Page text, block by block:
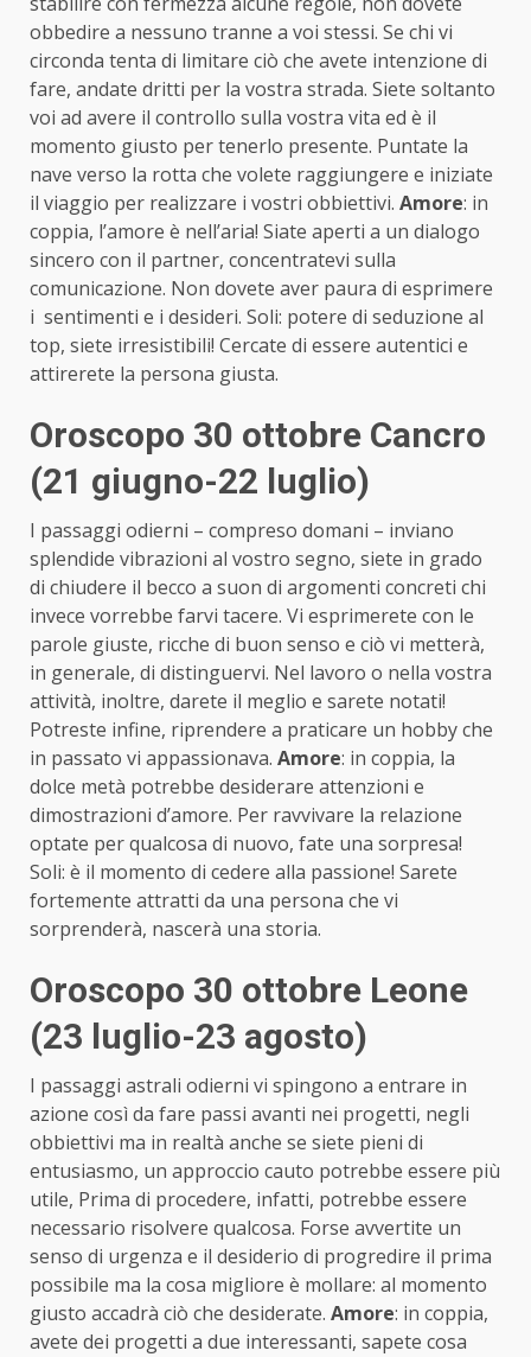
obbedire a nessuno tranne a voi stessi. Se chi vi
circonda tenta di limitare ciò che avete intenzione di
fare, andate dritti per la vostra strada. Siete soltanto
voi ad avere il controllo sulla vostra vita ed è il
momento giusto per tenerlo presente. Puntate la
nave verso la rotta che volete raggiungere e iniziate
il viaggio per realizzare i vostri obbiettivi. Amore: in
coppia, l’amore è nell’aria! Siate aperti a un dialogo
sincero con il partner, concentratevi sulla
comunicazione. Non dovete aver paura di esprimere
i sentimenti e i desideri. Soli: potere di seduzione al
top, siete irresistibili! Cercate di essere autentici e
attirerete la persona giusta.
Oroscopo 30 ottobre Cancro
(21 giugno-22 luglio)
I passaggi odierni – compreso domani – inviano
splendide vibrazioni al vostro segno, siete in grado
di chiudere il becco a suon di argomenti concreti chi
invece vorrebbe farvi tacere. Vi esprimerete con le
parole giuste, ricche di buon senso e ciò vi metterà,
in generale, di distinguervi. Nel lavoro o nella vostra
attività, inoltre, darete il meglio e sarete notati!
Potreste infine, riprendere a praticare un hobby che
in passato vi appassionava. Amore: in coppia, la
dolce metà potrebbe desiderare attenzioni e
dimostrazioni d’amore. Per ravvivare la relazione
optate per qualcosa di nuovo, fate una sorpresa!
Soli: è il momento di cedere alla passione! Sarete
fortemente attratti da una persona che vi
sorprenderà, nascerà una storia.
Oroscopo 30 ottobre Leone
(23 luglio-23 agosto)
I passaggi astrali odierni vi spingono a entrare in
azione così da fare passi avanti nei progetti, negli
obbiettivi ma in realtà anche se siete pieni di
entusiasmo, un approccio cauto potrebbe essere più
utile, Prima di procedere, infatti, potrebbe essere
necessario risolvere qualcosa. Forse avvertite un
senso di urgenza e il desiderio di progredire il prima
possibile ma la cosa migliore è mollare: al momento
giusto accadrà ciò che desiderate. Amore: in coppia,
avete dei progetti a due interessanti, sapete cosa